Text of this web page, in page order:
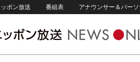
ポン放送 番組表 アナウンサー＆パー